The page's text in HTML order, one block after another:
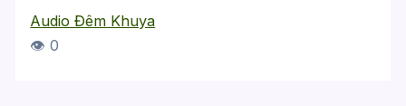
Audio Đêm Khuya
👁 0